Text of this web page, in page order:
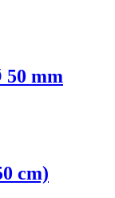
50 mm
cm)